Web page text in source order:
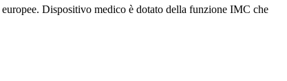
Dispositivo medico è dotato della funzione IMC che